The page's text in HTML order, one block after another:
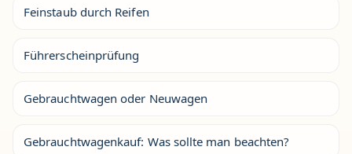
Feinstaub durch Reifen
Führerscheinprüfung
Gebrauchtwagen oder Neuwagen
Gebrauchtwagenkauf: Was sollte man beachten?